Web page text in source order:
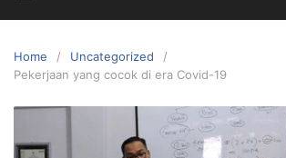
Home
Uncategorized
Pekerjaan yang cocok di era Covid-19